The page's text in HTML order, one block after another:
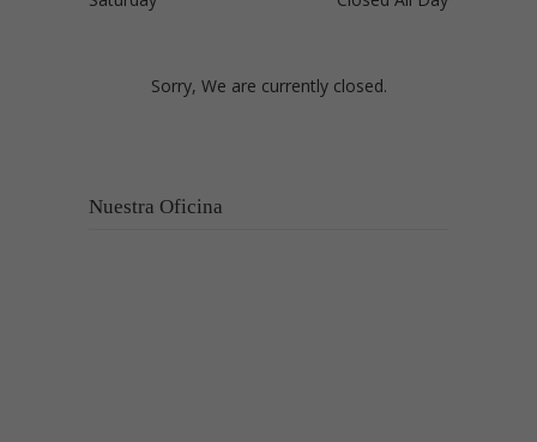
Sorry, We are currently closed.
Nuestra Oficina